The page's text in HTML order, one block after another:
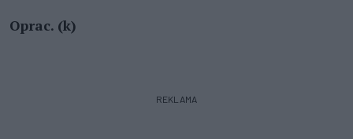
Oprac. (k)
REKLAMA